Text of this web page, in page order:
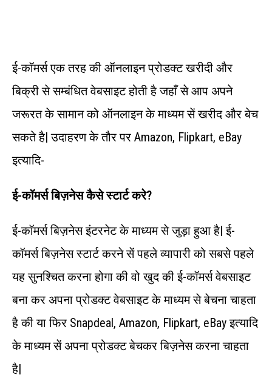
ई-कॉमर्स एक तरह की ऑनलाइन प्रोडक्ट खरीदी और
बिक्री से सम्बंधित वेबसाइट होती है जहाँ से आप अपने
जरूरत के सामान को ऑनलाइन के माध्यम सें खरीद और बेच
सकते है| उदाहरण के तौर पर Amazon, Flipkart, eBay
इत्यादि-
ई-कॉमर्स बिज़नेस कैसे स्टार्ट करे?
ई-कॉमर्स बिज़नेस इंटरनेट के माध्यम से जुड़ा हुआ है| ई-
कॉमर्स बिज़नेस स्टार्ट करने सें पहले व्यापारी को सबसे पहले
यह सुनश्चित करना होगा की वो खुद की ई-कॉमर्स वेबसाइट
बना कर अपना प्रोडक्ट वेबसाइट के माध्यम से बेचना चाहता
है की या फिर Snapdeal, Amazon, Flipkart, eBay इत्यादि
के माध्यम सें अपना प्रोडक्ट बेचकर बिज़नेस करना चाहता
है|